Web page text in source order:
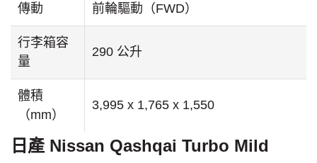
傳動 前輪驅動（FWD）
行李箱容
量
290 公升
體積
（mm）
3,995 x 1,765 x 1,550
日產 Nissan Qashqai Turbo Mild